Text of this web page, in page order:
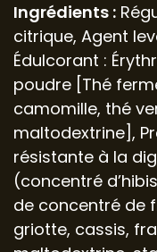
Ingrédients :
citrique, Agent
Édulcorant :
poudre [Thé
camomille, thé
maltodextrine],
résistante à la
(concentré
de concentré de
griotte, cassis,